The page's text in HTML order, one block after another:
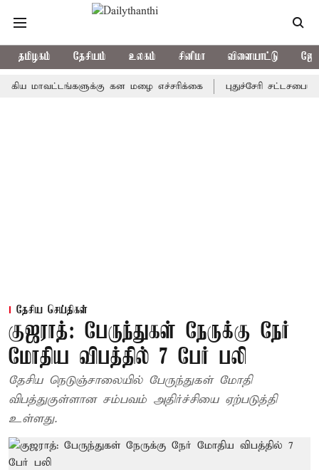
தமிழகம் தேசியம் உலகம் சினிமா விளையாட்டு
கன மழை எச்சரிக்கை புதுச்சேரி சட்டசபையில்
தேசிய செய்திகள்
குஜராத்: பேருந்துகள் நேருக்கு நேர்
மோதிய விபத்தில் 7 பேர் பலி
தேசிய நெடுஞ்சாலையில் பேருந்துகள் மோதி
விபத்துகுள்ளான சம்பவம் அதிர்ச்சியை ஏற்படுத்தி
உள்ளது.